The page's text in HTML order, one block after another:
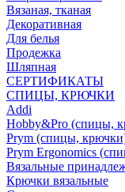
Вязаная, тканая
Декоративная
Для белья
Продежка
Шляпная
СЕРТИФИКАТЫ
СПИЦЫ, КРЮЧКИ
Addi
Hobby&Pro (спицы,
Prym (спицы,
Prym Ergonomics
Вязальные
Крючки вязальные